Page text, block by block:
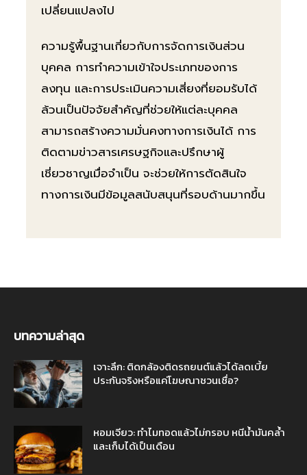
เปลี่ยนแปลงไป
ความรู้พื้นฐานเกี่ยวกับการจัดการเงินส่วน
บุคคล การทำความเข้าใจประเภทของการ
ลงทุน และการประเมินความเสี่ยงที่ยอมรับได้
ล้วนเป็นปัจจัยสำคัญที่ช่วยให้แต่ละบุคคล
สามารถสร้างความมั่นคงทางการเงินได้ การ
ติดตามข่าวสารเศรษฐกิจและปรึกษาผู้
เชี่ยวชาญเมื่อจำเป็น จะช่วยให้การตัดสินใจ
ทางการเงินมีข้อมูลสนับสนุนที่รอบด้านมากขึ้น
บทความล่าสุด
เจาะลึก: ติดกล้องติดรถยนต์แล้วได้ลดเบี้ย
ประกันจริงหรือแค่โฆษณาชวนเชื่อ?
หอมเจียว: ทำไมทอดแล้วไม่กรอบ หนีน้ำมันคล้ำ
และเก็บได้เป็นเดือน